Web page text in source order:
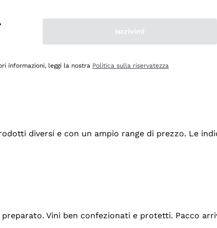
diversi e con un ampio range di prezzo. Le
Vini ben confezionati e protetti. Pacco
Iscrivimi
informazioni, leggi la nostra Politica sulla riservatezza